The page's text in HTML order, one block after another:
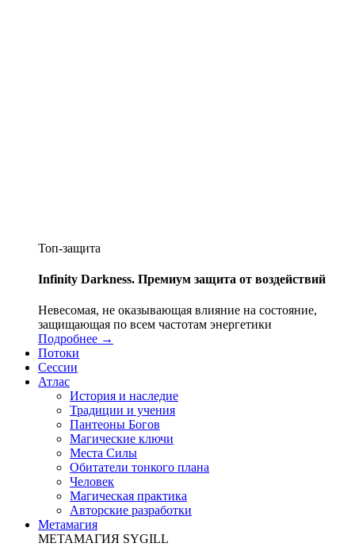
Топ-защита
Infinity Darkness. Премиум защита от воздействий
Невесомая, не оказывающая влияние на состояние,
защищающая по всем частотам энергетики
Подробнее →
Потоки
Сессии
Атлас
История и наследие
Традиции и учения
Пантеоны Богов
Магические ключи
Места Силы
Обитатели тонкого плана
Человек
Магическая практика
Авторские разработки
Метамагия
МЕТАМАГИЯ SYGILL